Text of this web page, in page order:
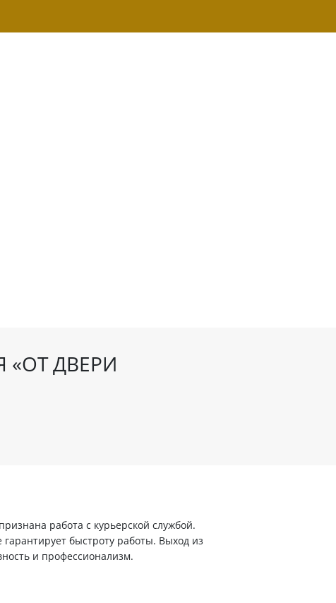
«ОТ ДВЕРИ
работа с курьерской службой.
быстроту работы. Выход из
и профессионализм.